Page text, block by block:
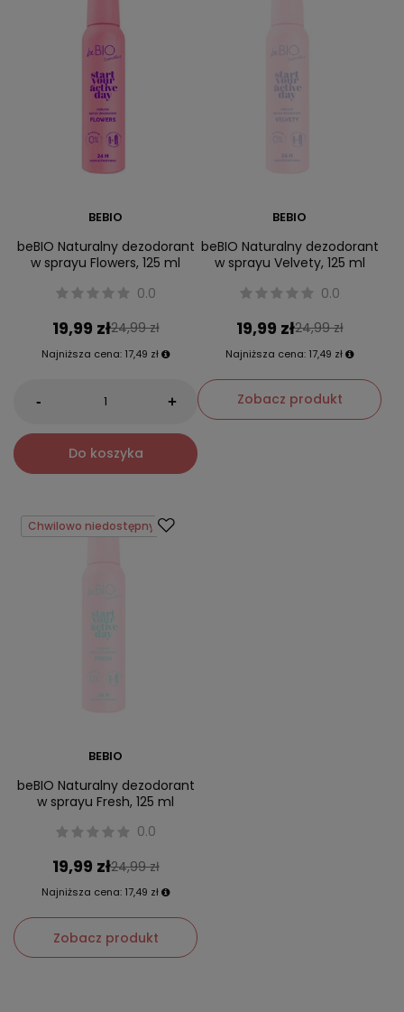
BEBIO
beBIO Naturalny dezodorant
w sprayu Flowers, 125 ml
0.0
19,99 zł24,99 zł
Najniższa cena: 17,49 zł
- +
Do koszyka
BEBIO
beBIO Naturalny dezodorant
w sprayu Velvety, 125 ml
0.0
19,99 zł24,99 zł
Najniższa cena: 17,49 zł
Zobacz produkt
Chwilowo niedostępny
BEBIO
beBIO Naturalny dezodorant
w sprayu Fresh, 125 ml
0.0
19,99 zł24,99 zł
Najniższa cena: 17,49 zł
Zobacz produkt